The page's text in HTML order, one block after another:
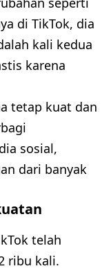
di TikTok, dia
kali kedua
karena
tetap kuat dan
sosial,
dari banyak
telah
ribu kali.